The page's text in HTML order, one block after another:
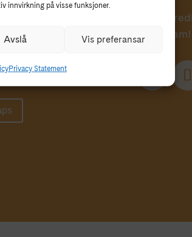
innvirkning på visse funksjoner.
Avslå Vis preferansar
Privacy Statement
Følg